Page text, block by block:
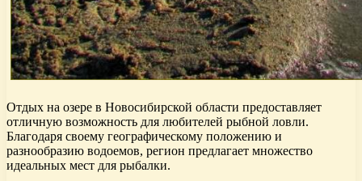
Отдых на озере в Новосибирской области предоставляет
отличную возможность для любителей рыбной ловли.
Благодаря своему географическому положению и
разнообразию водоемов, регион предлагает множество
идеальных мест для рыбалки.